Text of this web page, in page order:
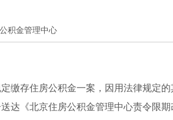
积金管理中心
存住房公积金一案，因用法律规定
达《北京住房公积金管理中心责令限